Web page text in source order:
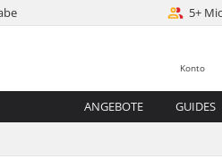
5+
Konto
ANGEBOTE GUIDES